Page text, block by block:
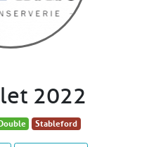
2022
Stableford